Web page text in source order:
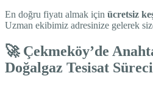
En doğru fiyatı almak için ücretsiz
Uzman ekibimiz adresinize gelerek
🚀 Çekmeköy’de
Doğalgaz Tesisat